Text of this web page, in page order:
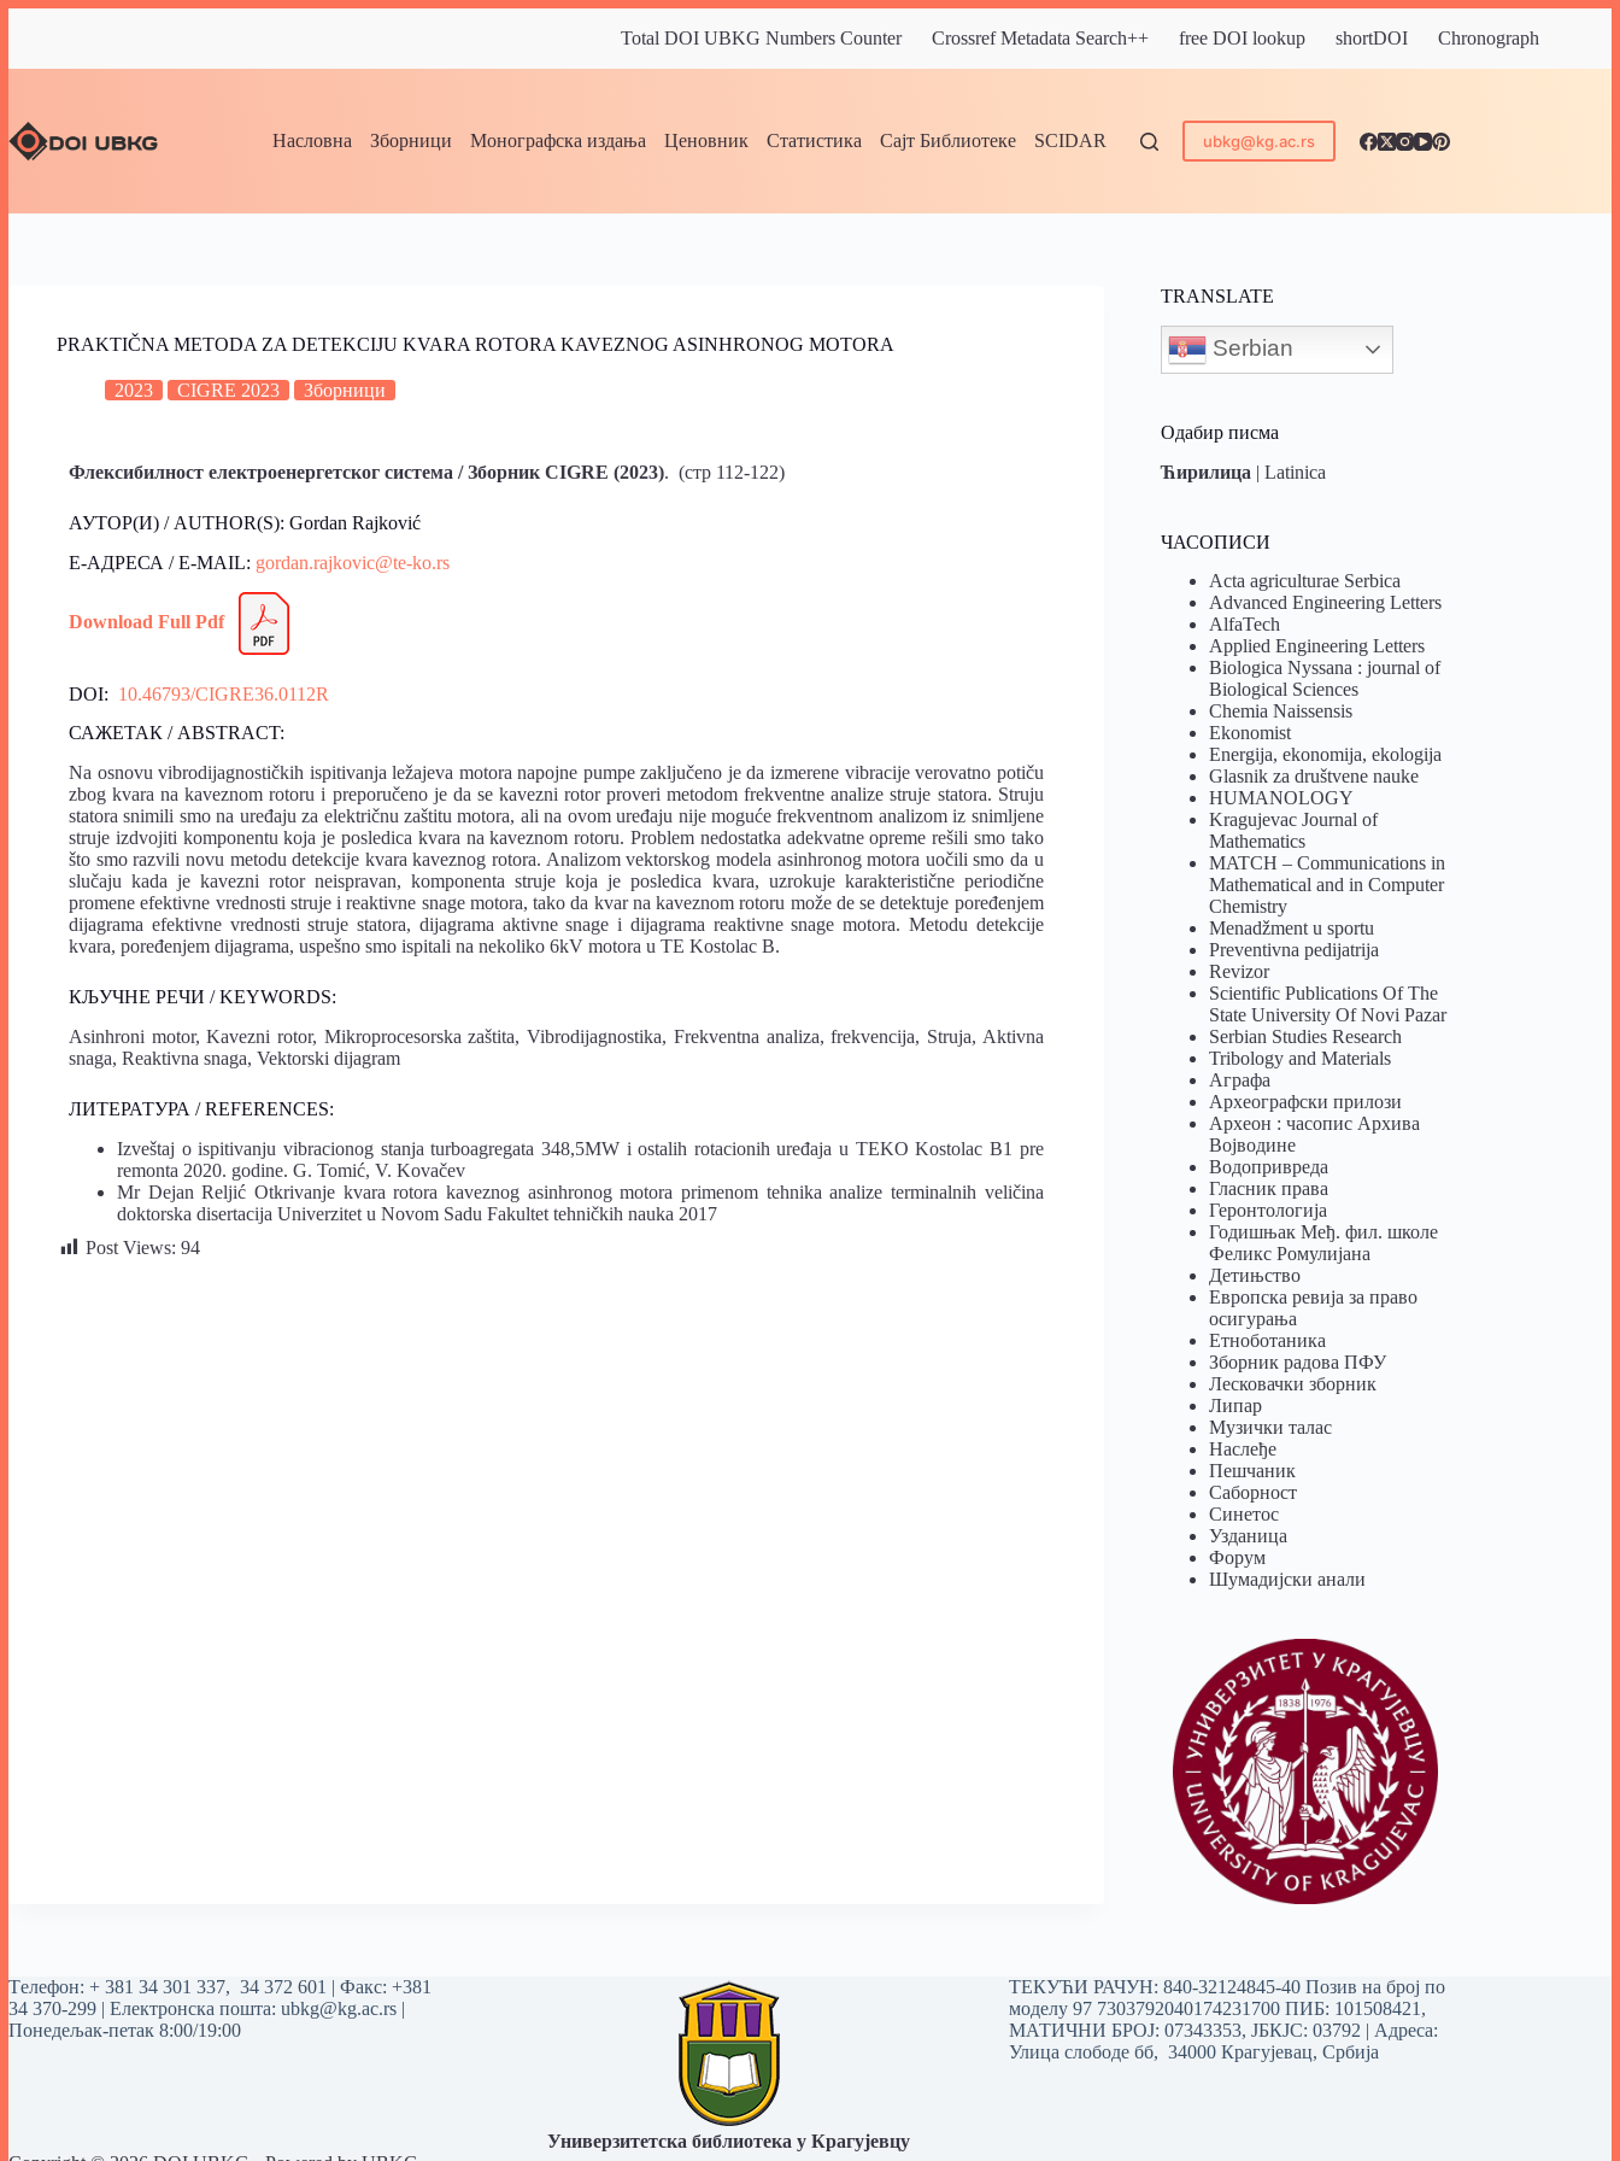
Total DOI UBKG Numbers Counter Crossref Metadata Search++ free DOI lookup shortDOI Chronograph
Насловна Зборници Монографска издања Ценовник Статистика Сајт Библиотеке SCIDAR ubkg@kg.ac.rs
PRAKTIČNA METODA ZA DETEKCIJU KVARA ROTORA KAVEZNOG ASINHRONOG MOTORA
2023 CIGRE 2023 Зборници
Флексибилност електроенергетског система / Зборник CIGRE (2023). (стр 112-122)
АУТОР(И) / AUTHOR(S): Gordan Rajković
Е-АДРЕСА / E-MAIL: gordan.rajkovic@te-ko.rs
Download Full Pdf
DOI: 10.46793/CIGRE36.0112R
САЖЕТАК / ABSTRACT:
Na osnovu vibrodijagnostičkih ispitivanja ležajeva motora napojne pumpe zaključeno je da izmerene vibracije verovatno potiču
zbog kvara na kaveznom rotoru i preporučeno je da se kavezni rotor proveri metodom frekventne analize struje statora. Struju
statora snimili smo na uređaju za električnu zaštitu motora, ali na ovom uređaju nije moguće frekventnom analizom iz snimljene
struje izdvojiti komponentu koja je posledica kvara na kaveznom rotoru. Problem nedostatka adekvatne opreme rešili smo tako
što smo razvili novu metodu detekcije kvara kaveznog rotora. Analizom vektorskog modela asinhronog motora uočili smo da u
slučaju kada je kavezni rotor neispravan, komponenta struje koja je posledica kvara, uzrokuje karakteristične periodične
promene efektivne vrednosti struje i reaktivne snage motora, tako da kvar na kaveznom rotoru može de se detektuje poređenjem
dijagrama efektivne vrednosti struje statora, dijagrama aktivne snage i dijagrama reaktivne snage motora. Metodu detekcije
kvara, poređenjem dijagrama, uspešno smo ispitali na nekoliko 6kV motora u TE Kostolac B.
КЉУЧНЕ РЕЧИ / KEYWORDS:
Asinhroni motor, Kavezni rotor, Mikroprocesorska zaštita, Vibrodijagnostika, Frekventna analiza, frekvencija, Struja, Aktivna
snaga, Reaktivna snaga, Vektorski dijagram
ЛИТЕРАТУРА / REFERENCES:
Izveštaj o ispitivanju vibracionog stanja turboagregata 348,5MW i ostalih rotacionih uređaja u TEKO Kostolac B1 pre
remonta 2020. godine. G. Tomić, V. Kovačev
Mr Dejan Reljić Otkrivanje kvara rotora kaveznog asinhronog motora primenom tehnika analize terminalnih veličina
doktorska disertacija Univerzitet u Novom Sadu Fakultet tehničkih nauka 2017
Post Views: 94
TRANSLATE
Serbian
Одабир писма
Ћирилица |Latinica
ЧАСОПИСИ
Acta agriculturae Serbica
Advanced Engineering Letters
AlfaTech
Applied Engineering Letters
Biologica Nyssana : journal of
Biological Sciences
Chemia Naissensis
Ekonomist
Energija, ekonomija, ekologija
Glasnik za društvene nauke
HUMANOLOGY
Kragujevac Journal of
Mathematics
MATCH – Communications in
Mathematical and in Computer
Chemistry
Menadžment u sportu
Preventivna pedijatrija
Revizor
Scientific Publications Of The
State University Of Novi Pazar
Serbian Studies Research
Tribology and Materials
Аграфа
Археографски прилози
Археон : часопис Архива
Војводине
Водопривреда
Гласник права
Геронтологија
Годишњак Међ. фил. школе
Феликс Ромулијана
Детињство
Европска ревија за право
осигурања
Eтноботаника
Зборник радова ПФУ
Лесковачки зборник
Липар
Музички талас
Наслеђе
Пешчаник
Саборност
Синетос
Узданица
Форум
Шумадијски анали
Tелефон: + 381 34 301 337, 34 372 601 | Факс: +381
34 370-299 | Електронска пошта: ubkg@kg.ac.rs |
Понедељак-петак 8:00/19:00
Универзитетска библиотека у Крагујевцу
ТЕКУЋИ РАЧУН: 840-32124845-40 Позив на број по
моделу 97 7303792040174231700ПИБ: 101508421,
МАТИЧНИ БРОЈ: 07343353, ЈБКЈС: 03792 | Aдреса:
Улица слободе бб, 34000 Крагујевац, Србија